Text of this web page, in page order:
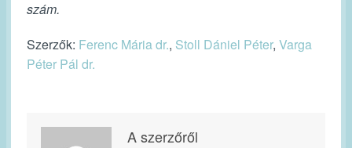
szám.
Szerzők: Ferenc Mária dr., Stoll Dániel Péter, Varga
Péter Pál dr.
A szerzőről